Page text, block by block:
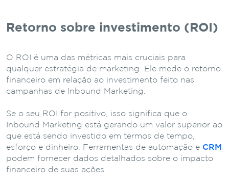
Retorno sobre investimento (ROI)
O ROI é uma das métricas mais cruciais para
qualquer estratégia de marketing. Ele mede o retorno
financeiro em relação ao investimento feito nas
campanhas de Inbound Marketing.
Se o seu ROI for positivo, isso significa que o
Inbound Marketing está gerando um valor superior ao
que está sendo investido em termos de tempo,
esforço e dinheiro. Ferramentas de automação e CRM
podem fornecer dados detalhados sobre o impacto
financeiro de suas ações.